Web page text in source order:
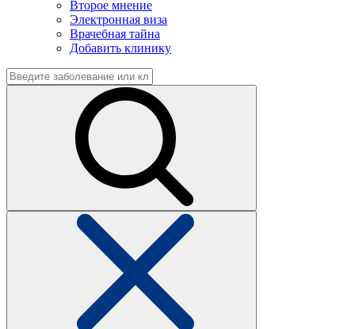
Второе мнение
Электронная виза
Врачебная тайна
Добавить клинику